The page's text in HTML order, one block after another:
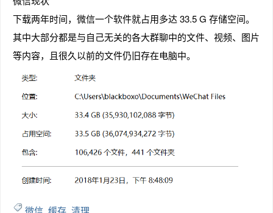
下载两年时间，微信一个软件就占用多达 33.5 G 存储空间。
其中大部分都是与自己无关的各大群聊中的文件、视频、图片
等内容，且很久以前的文件仍旧存在电脑中。
微信 缓存 清理